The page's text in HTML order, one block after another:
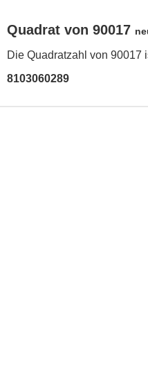
Quadrat von 90017
Die Quadratzahl von 90017
8103060289